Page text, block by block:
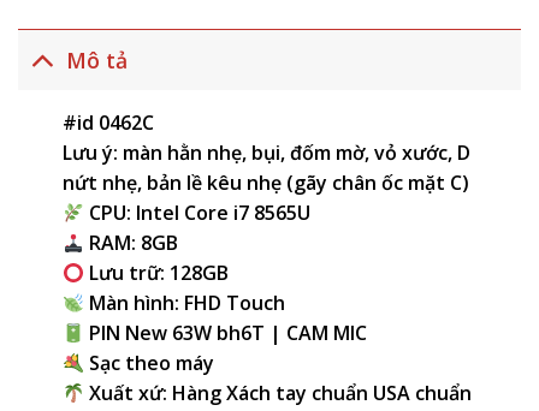
Mô tả
#id 0462C
Lưu ý: màn hằn nhẹ, bụi, đốm mờ, vỏ xước, D
nứt nhẹ, bản lề kêu nhẹ (gãy chân ốc mặt C)
CPU: Intel Core i7 8565U
RAM: 8GB
Lưu trữ: 128GB
Màn hình: FHD Touch
PIN New 63W bh6T | CAM MIC
Sạc theo máy
Xuất xứ: Hàng Xách tay chuẩn USA chuẩn